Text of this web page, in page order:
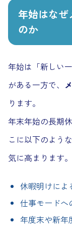
年始はなぜ
のか
年始は「新しい
がある一方で、
ります。
年末年始の長期
こに以下のよう
気に高まります。
休暇明けによ
仕事モードへ
年度末や新年